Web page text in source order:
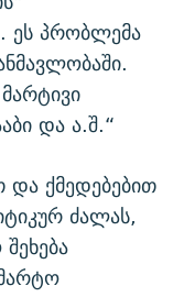
ეს პრობლემა
და ა.შ.“
და ქმედებებით
ძალას,